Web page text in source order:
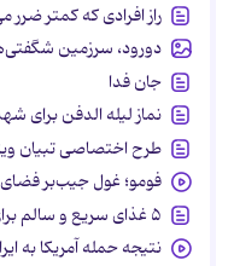
راز افرادی که کمتر ضرر
دورود، سرزمین
جان فدا
نماز لیله الدفن برای
طرح اختصاصی تبیان
فومو؛ غول جیب‌بر
۵ غذای سریع و سالم برای طبیعت‌گردی
نتیجه حمله آمریکا به